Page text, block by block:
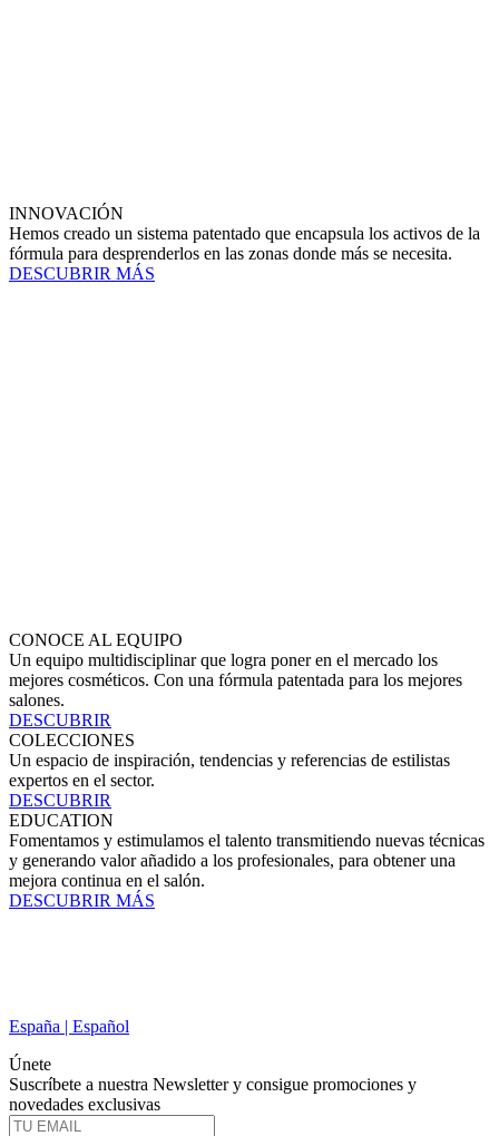
INNOVACIÓN
Hemos creado un sistema patentado que encapsula los activos de la
fórmula para desprenderlos en las zonas donde más se necesita.
DESCUBRIR MÁS
CONOCE AL EQUIPO
Un equipo multidisciplinar que logra poner en el mercado los
mejores cosméticos. Con una fórmula patentada para los mejores
salones.
DESCUBRIR
COLECCIONES
Un espacio de inspiración, tendencias y referencias de estilistas
expertos en el sector.
DESCUBRIR
EDUCATION
Fomentamos y estimulamos el talento transmitiendo nuevas técnicas
y generando valor añadido a los profesionales, para obtener una
mejora continua en el salón.
DESCUBRIR MÁS
España | Español
Únete
Suscríbete a nuestra Newsletter y consigue promociones y
novedades exclusivas